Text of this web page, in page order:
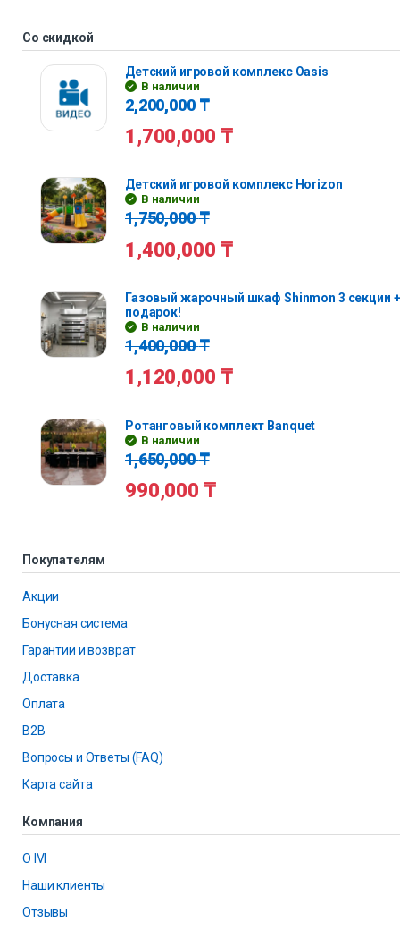
Со скидкой
Детский игровой комплекс Oasis
В наличии
2,200,000₸
1,700,000 ₸
Детский игровой комплекс Horizon
В наличии
1,750,000₸
1,400,000 ₸
Газовый жарочный шкаф Shinmon 3 секции
подарок!
В наличии
1,400,000₸
1,120,000 ₸
Ротанговый комплект Banquet
В наличии
1,650,000₸
990,000 ₸
Покупателям
Акции
Бонусная система
Гарантии и возврат
Доставка
Оплата
B2B
Вопросы и Ответы (FAQ)
Карта сайта
Компания
О IVI
Наши клиенты
Отзывы